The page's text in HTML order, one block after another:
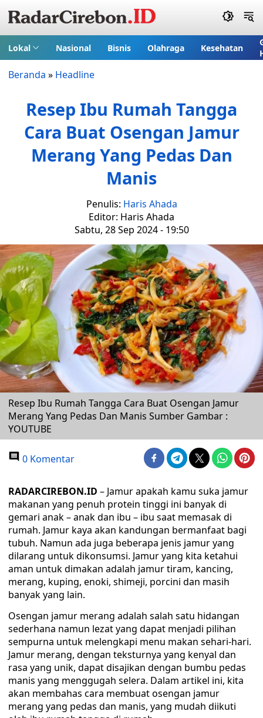
Lokal Nasional Bisnis Olahraga Kesehatan
Beranda » Headline
Resep Ibu Rumah Tangga
Cara Buat Osengan Jamur
Merang Yang Pedas Dan
Manis
Penulis: Haris Ahada
Editor: Haris Ahada
Sabtu, 28 Sep 2024 - 19:50
Resep Ibu Rumah Tangga Cara Buat Osengan Jamur
Merang Yang Pedas Dan Manis Sumber Gambar :
YOUTUBE
0 Komentar
RADARCIREBON.ID – Jamur apakah kamu suka jamur
makanan yang penuh protein tinggi ini banyak di
gemari anak – anak dan ibu – ibu saat memasak di
rumah. Jamur kaya akan kandungan bermanfaat bagi
tubuh. Namun ada juga beberapa jenis jamur yang
dilarang untuk dikonsumsi. Jamur yang kita ketahui
aman untuk dimakan adalah jamur tiram, kancing,
merang, kuping, enoki, shimeji, porcini dan masih
banyak yang lain.
Osengan jamur merang adalah salah satu hidangan
sederhana namun lezat yang dapat menjadi pilihan
sempurna untuk melengkapi menu makan sehari-hari.
Jamur merang, dengan teksturnya yang kenyal dan
rasa yang unik, dapat disajikan dengan bumbu pedas
manis yang menggugah selera. Dalam artikel ini, kita
akan membahas cara membuat osengan jamur
merang yang pedas dan manis, yang mudah diikuti